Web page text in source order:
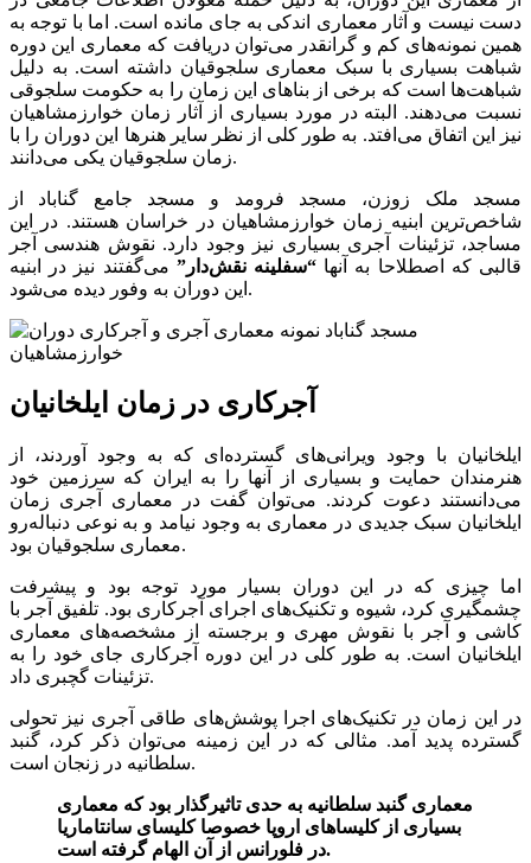
دست نیست و آثار معماری اندکی به جای مانده است. اما با توجه به
همین نمونه‌های کم و گرانقدر می‌توان دریافت که معماری این دوره
شباهت بسیاری با سبک معماری سلجوقیان داشته است. به دلیل
شباهت‌ها است که برخی از بناهای این زمان را به حکومت سلجوقی
نسبت می‌دهند. البته در مورد بسیاری از آثار زمان خوارزمشاهیان
نیز این اتفاق می‌افتد. به طور کلی از نظر سایر هنرها این دوران را با
زمان سلجوقیان یکی می‌دانند.
مسجد ملک زوزن، مسجد فرومد و مسجد جامع گناباد از
شاخص‌ترین ابنیه زمان خوارزمشاهیان در خراسان هستند. در این
مساجد، تزئینات آجری بسیاری نیز وجود دارد. نقوش هندسی آجر
قالبی که اصطلاحا به آنها “سفلینه نقش‌دار” می‌گفتند نیز در ابنیه
این دوران به وفور دیده می‌شود.
آجرکاری در زمان ایلخانیان
ایلخانیان با وجود ویرانی‌های گسترده‌ای که به وجود آوردند، از
هنرمندان حمایت و بسیاری از آنها را به ایران که سرزمین خود
می‌دانستند دعوت کردند. می‌توان گفت در معماری آجری زمان
ایلخانیان سبک جدیدی در معماری به وجود نیامد و به نوعی دنباله‌رو
معماری سلجوقیان بود.
اما چیزی که در این دوران بسیار مورد توجه بود و پیشرفت
چشمگیری کرد، شیوه و تکنیک‌های اجرای آجرکاری بود. تلفیق آجر با
کاشی و آجر با نقوش مهری و برجسته از مشخصه‌های معماری
ایلخانیان است. به طور کلی در این دوره آجرکاری جای خود را به
تزئینات گچبری داد.
در این زمان در تکنیک‌های اجرا پوشش‌های طاقی آجری نیز تحولی
گسترده پدید آمد. مثالی که در این زمینه می‌توان ذکر کرد، گنبد
سلطانیه در زنجان است.
معماری گنبد سلطانیه به حدی تاثیرگذار بود که معماری
بسیاری از کلیساهای اروپا خصوصا کلیسای سانتاماریا
در فلورانس از آن الهام گرفته است.